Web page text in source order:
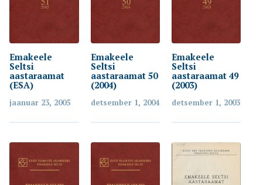
Emakeele
Seltsi
aastaraamat
(ESA)
jaanuar 23, 2005
Emakeele
Seltsi
aastaraamat 50
(2004)
detsember 1, 2004
Emakeele
Seltsi
aastaraamat 49
(2003)
detsember 1, 2003